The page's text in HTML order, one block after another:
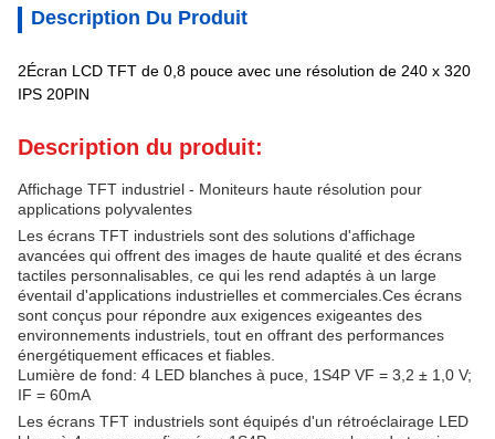
Description Du Produit
2Écran LCD TFT de 0,8 pouce avec une résolution de 240 x 320
IPS 20PIN
Description du produit:
Affichage TFT industriel - Moniteurs haute résolution pour
applications polyvalentes
Les écrans TFT industriels sont des solutions d'affichage
avancées qui offrent des images de haute qualité et des écrans
tactiles personnalisables, ce qui les rend adaptés à un large
éventail d'applications industrielles et commerciales.Ces écrans
sont conçus pour répondre aux exigences exigeantes des
environnements industriels, tout en offrant des performances
énergétiquement efficaces et fiables.
Lumière de fond: 4 LED blanches à puce, 1S4P VF = 3,2 ± 1,0 V;
IF = 60mA
Les écrans TFT industriels sont équipés d'un rétroéclairage LED